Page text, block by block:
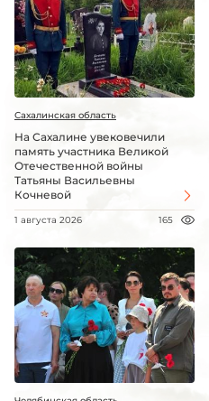
Сахалинская область
На Сахалине увековечили
память участника Великой
Отечественной войны
Татьяны Васильевны
Кочневой
1 августа 2026 165